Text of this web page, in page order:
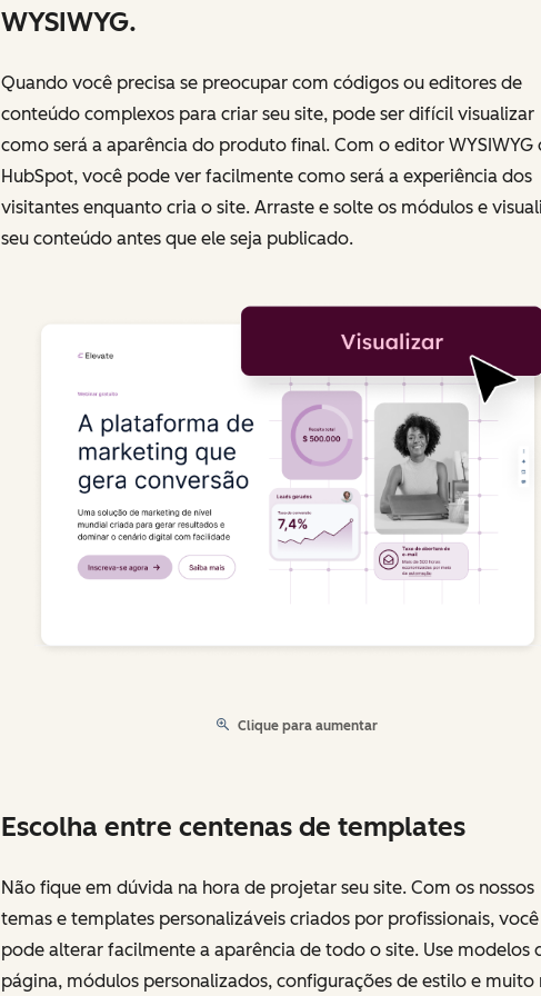
WYSIWYG.
Quando você precisa se preocupar com códigos ou editores de
conteúdo complexos para criar seu site, pode ser difícil visualizar
como será a aparência do produto final. Com o editor WYSIWYG
HubSpot, você pode ver facilmente como será a experiência dos
visitantes enquanto cria o site. Arraste e solte os módulos e
seu conteúdo antes que ele seja publicado.
Clique para aumentar
Escolha entre centenas de templates
Não fique em dúvida na hora de projetar seu site. Com os nossos
temas e templates personalizáveis criados por profissionais, você
pode alterar facilmente a aparência de todo o site. Use modelos
página, módulos personalizados, configurações de estilo e muito